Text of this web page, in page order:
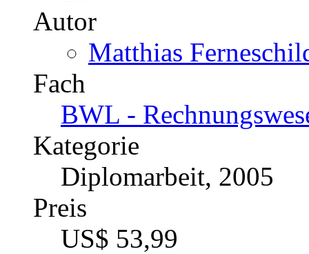
Katalognummer
224477
Autor
Matthias
Fach
BWL -
Kategorie
Diplomarbeit, 2005